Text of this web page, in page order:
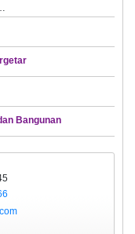
Bangunan